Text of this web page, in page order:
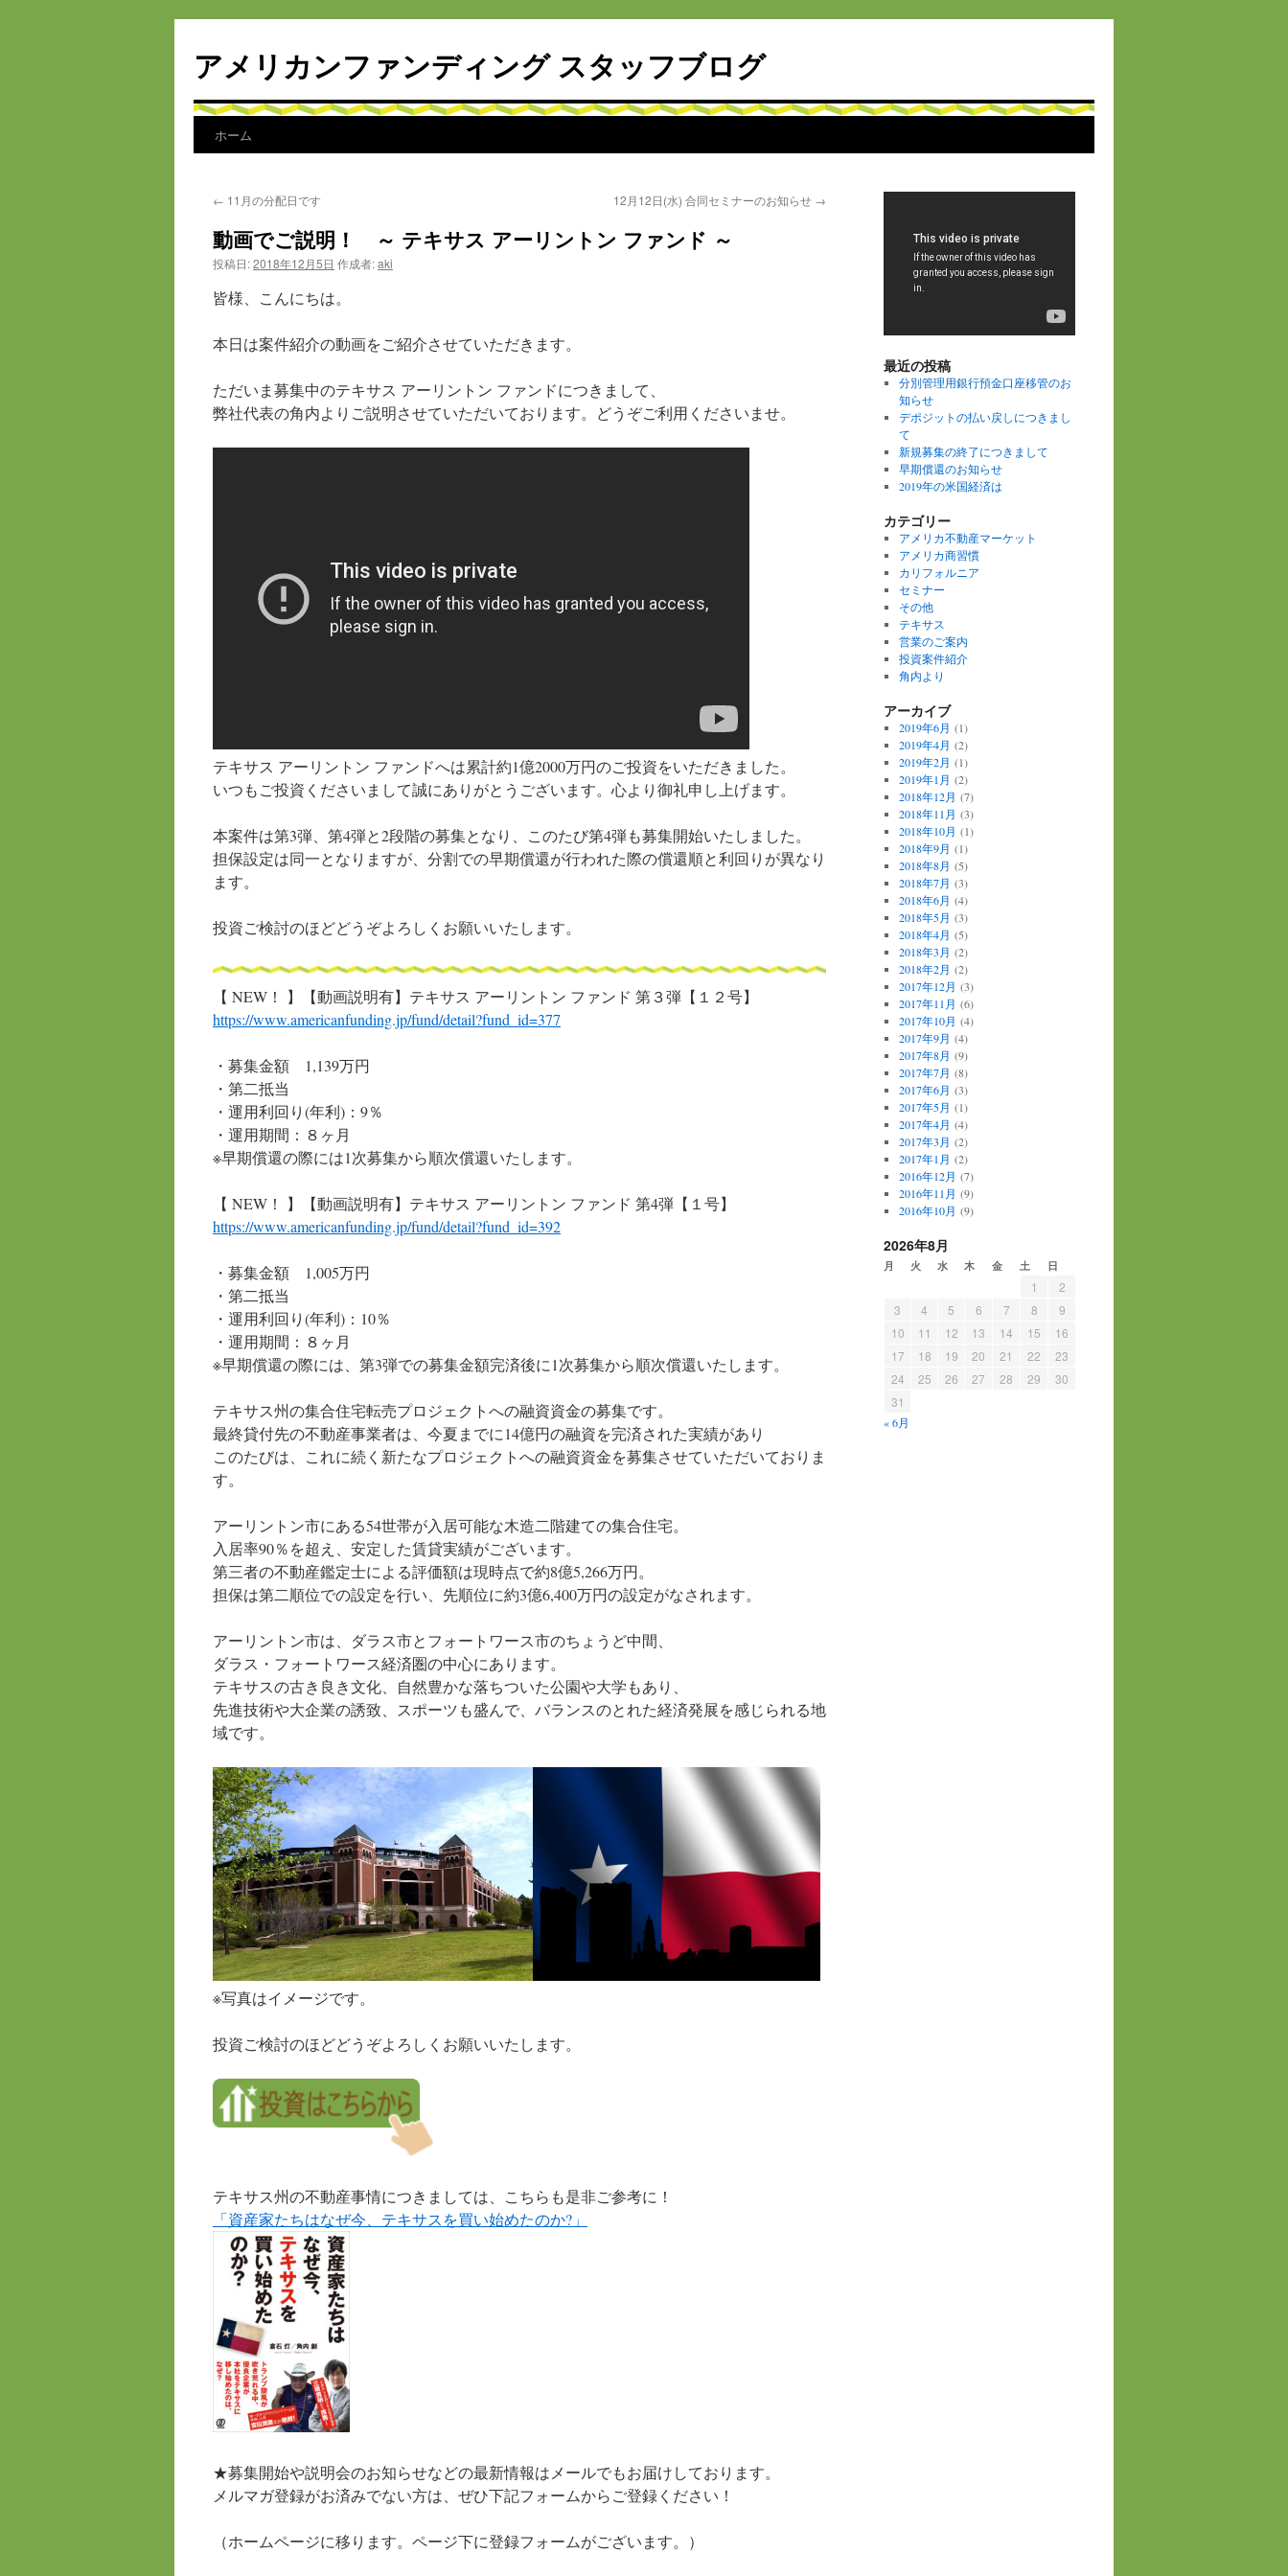
アメリカンファンディング スタッフブログ
ン
ス
ホーム
← 11月の分配日です 12月12日(水) 合同セミナーのお知らせ →
動画でご説明！ ～ テキサス アーリントン ファンド ～
投稿日:2018年12月5日 作成者:aki
皆様、こんにちは。
本日は案件紹介の動画をご紹介させていただきます。
ただいま募集中のテキサス アーリントン ファンドにつきまして、
弊社代表の角内よりご説明させていただいております。どうぞご利用くださいませ。
テキサス アーリントン ファンドへは累計約1億2000万円のご投資をいただきました。
いつもご投資くださいまして誠にありがとうございます。心より御礼申し上げます。
本案件は第3弾、第4弾と2段階の募集となり、このたび第4弾も募集開始いたしました。
担保設定は同一となりますが、分割での早期償還が行われた際の償還順と利回りが異なり
ます。
投資ご検討のほどどうぞよろしくお願いいたします。
【 NEW！ 】【動画説明有】テキサス アーリントン ファンド 第３弾【１２号】
https://www.americanfunding.jp/fund/detail?fund_id=377
・募集金額 1,139万円
・第二抵当
・運用利回り(年利)：9％
・運用期間：８ヶ月
※早期償還の際には1次募集から順次償還いたします。
【 NEW！ 】【動画説明有】テキサス アーリントン ファンド 第4弾【１号】
https://www.americanfunding.jp/fund/detail?fund_id=392
・募集金額 1,005万円
・第二抵当
・運用利回り(年利)：10％
・運用期間：８ヶ月
※早期償還の際には、第3弾での募集金額完済後に1次募集から順次償還いたします。
テキサス州の集合住宅転売プロジェクトへの融資資金の募集です。
最終貸付先の不動産事業者は、今夏までに14億円の融資を完済された実績があり
このたびは、これに続く新たなプロジェクトへの融資資金を募集させていただいておりま
す。
アーリントン市にある54世帯が入居可能な木造二階建ての集合住宅。
入居率90％を超え、安定した賃貸実績がございます。
第三者の不動産鑑定士による評価額は現時点で約8億5,266万円。
担保は第二順位での設定を行い、先順位に約3億6,400万円の設定がなされます。
アーリントン市は、ダラス市とフォートワース市のちょうど中間、
ダラス・フォートワース経済圏の中心にあります。
テキサスの古き良き文化、自然豊かな落ちついた公園や大学もあり
先進技術や大企業の誘致、スポーツも盛んで、バランスのとれた経済発展を感じられる地
域です。
※写真はイメージです。
投資ご検討のほどどうぞよろしくお願いいたします。
テキサス州の不動産事情につきましては、こちらも是非ご参考に！
「資産家たちはなぜ今、テキサスを買い始めたのか?」
★募集開始や説明会のお知らせなどの最新情報はメールでもお届けしております。
メルマガ登録がお済みでない方は、ぜひ下記フォームからご登録ください！
（ホームページに移ります。ページ下に登録フォームがございます。）
最近の投稿
分別管理用銀行預金口座移管のお
知らせ
デポジットの払い戻しにつきまし
て
新規募集の終了につきまして
早期償還のお知らせ
2019年の米国経済は
カテゴリー
アメリカ不動産マーケット
アメリカ商習慣
カリフォルニア
セミナー
その他
テキサス
営業のご案内
投資案件紹介
角内より
アーカイブ
2019年6月 (1)
2019年4月 (2)
2019年2月 (1)
2019年1月 (2)
2018年12月 (7)
2018年11月 (3)
2018年10月 (1)
2018年9月 (1)
2018年8月 (5)
2018年7月 (3)
2018年6月 (4)
2018年5月 (3)
2018年4月 (5)
2018年3月 (2)
2018年2月 (2)
2017年12月 (3)
2017年11月 (6)
2017年10月 (4)
2017年9月 (4)
2017年8月 (9)
2017年7月 (8)
2017年6月 (3)
2017年5月 (1)
2017年4月 (4)
2017年3月 (2)
2017年1月 (2)
2016年12月 (7)
2016年11月 (9)
2016年10月 (9)
2026年8月
月 火 水 木 金 土 日
1
2
3
4 5 6 7 8
9
10
11 12 13 14 15
16
17
18 19 20 21 22
23
24
25 26 27 28 29
30
31
« 6月